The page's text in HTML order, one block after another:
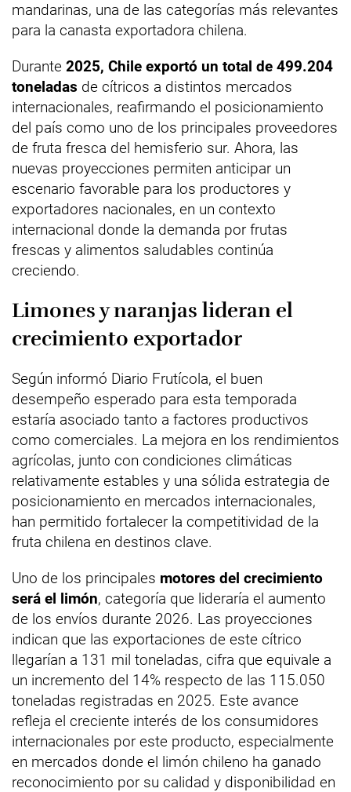
mandarinas, una de las categorías más relevantes
para la canasta exportadora chilena.
Durante 2025, Chile exportó un total de 499.204
toneladas de cítricos a distintos mercados
internacionales, reafirmando el posicionamiento
del país como uno de los principales proveedores
de fruta fresca del hemisferio sur. Ahora, las
nuevas proyecciones permiten anticipar un
escenario favorable para los productores y
exportadores nacionales, en un contexto
internacional donde la demanda por frutas
frescas y alimentos saludables continúa
creciendo.
Limones y naranjas lideran el
crecimiento exportador
Según informó Diario Frutícola, el buen
desempeño esperado para esta temporada
estaría asociado tanto a factores productivos
como comerciales. La mejora en los rendimientos
agrícolas, junto con condiciones climáticas
relativamente estables y una sólida estrategia de
posicionamiento en mercados internacionales,
han permitido fortalecer la competitividad de la
fruta chilena en destinos clave.
Uno de los principales motores del crecimiento
será el limón, categoría que lideraría el aumento
de los envíos durante 2026. Las proyecciones
indican que las exportaciones de este cítrico
llegarían a 131 mil toneladas, cifra que equivale a
un incremento del 14% respecto de las 115.050
toneladas registradas en 2025. Este avance
refleja el creciente interés de los consumidores
internacionales por este producto, especialmente
en mercados donde el limón chileno ha ganado
reconocimiento por su calidad y disponibilidad en